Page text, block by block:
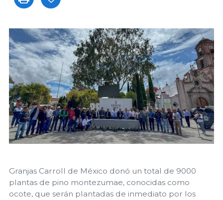
Granjas Carroll de México donó un total de 9000
plantas de pino montezumae, conocidas como
ocote, que serán plantadas de inmediato por los